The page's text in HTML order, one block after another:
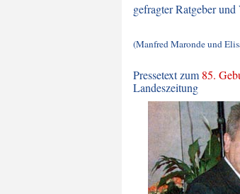
gefragter Ratgeber
(Manfred Maronde und
Pressetext zum 85.
Landeszeitung